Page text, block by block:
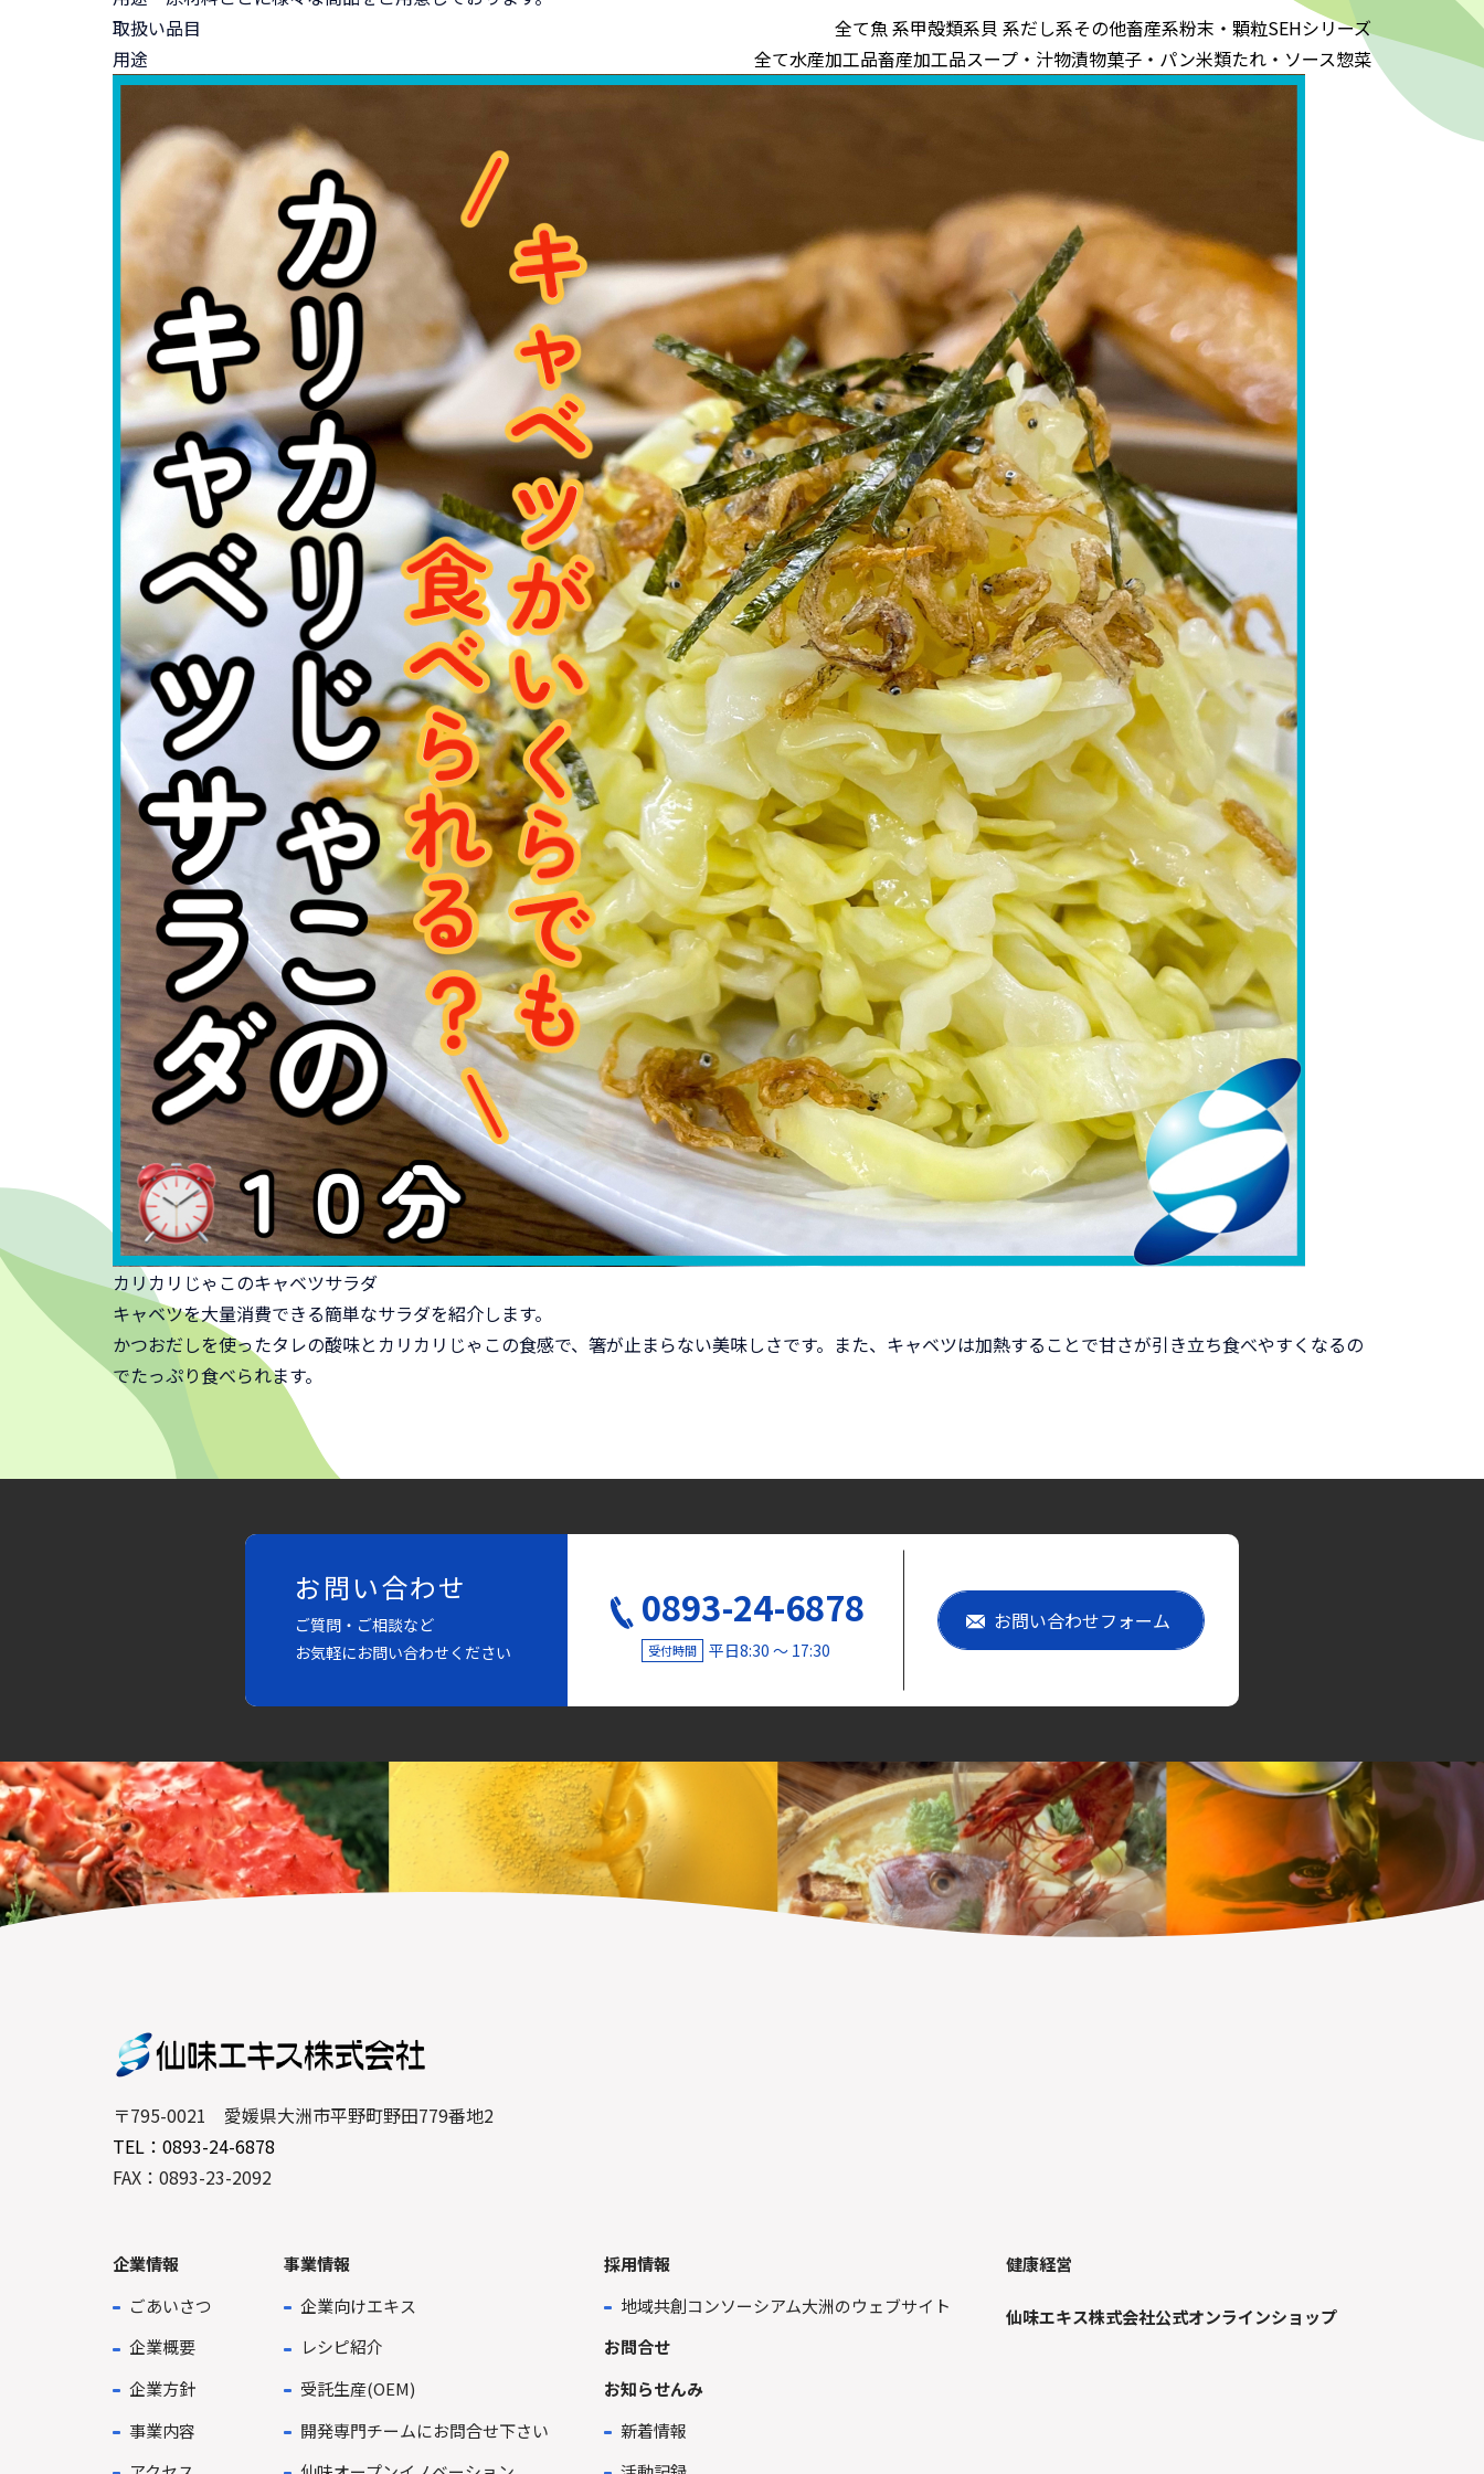
取扱い品目
全て魚 系甲殻類系貝 系だし系その他畜産系粉末・顆粒SEHシリーズ
用途
全て水産加工品畜産加工品スープ・汁物漬物菓子・パン米類たれ・ソース惣菜
カリカリじゃこのキャベツサラダ
キャベツを大量消費できる簡単なサラダを紹介します。
かつおだしを使ったタレの酸味とカリカリじゃこの食感で、箸が止まらない美味しさです。また、キャベツは加熱することで甘さが引き立ち食べやすくなるの
でたっぷり食べられます。
お問い合わせ
ご質問・ご相談など
お気軽にお問い合わせください
0893-24-6878
受付時間 平日8:30 〜 17:30
お問い合わせフォーム
〒795-0021 愛媛県大洲市平野町野田779番地2
TEL：0893-24-6878
FAX：0893-23-2092
企業情報
ごあいさつ
企業概要
企業方針
事業内容
事業情報
企業向けエキス
レシピ紹介
受託生産(OEM)
開発専門チームにお問合せ下さい
採用情報
地域共創コンソーシアム大洲のウェブサイト
お問合せ
お知らせんみ
新着情報
健康経営
仙味エキス株式会社公式オンラインショップ